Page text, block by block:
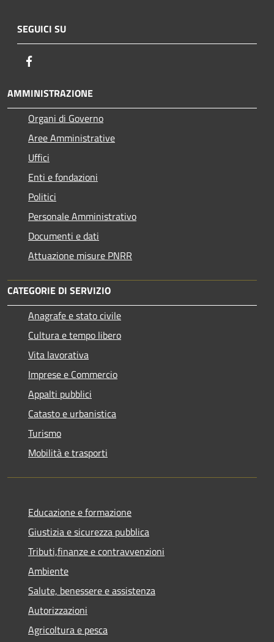
SEGUICI SU
AMMINISTRAZIONE
Organi di Governo
Aree Amministrative
Uffici
Enti e fondazioni
Politici
Personale Amministrativo
Documenti e dati
Attuazione misure PNRR
CATEGORIE DI SERVIZIO
Anagrafe e stato civile
Cultura e tempo libero
Vita lavorativa
Imprese e Commercio
Appalti pubblici
Catasto e urbanistica
Turismo
Mobilità e trasporti
Educazione e formazione
Giustizia e sicurezza pubblica
Tributi,finanze e contravvenzioni
Ambiente
Salute, benessere e assistenza
Autorizzazioni
Agricoltura e pesca